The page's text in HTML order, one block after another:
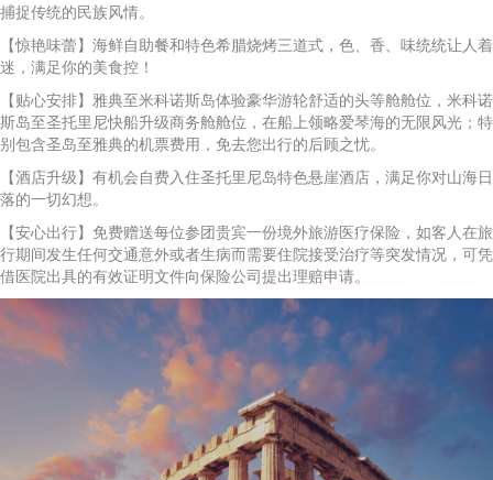
捕捉传统的民族风情。
【惊艳味蕾】海鲜自助餐和特色希腊烧烤三道式，色、香、味统统让人着
迷，满足你的美食控！
【贴心安排】雅典至米科诺斯岛体验豪华游轮舒适的头等舱舱位，米科诺
斯岛至圣托里尼快船升级商务舱舱位，在船上领略爱琴海的无限风光；特
别包含圣岛至雅典的机票费用，免去您出行的后顾之忧。
【酒店升级】有机会自费入住圣托里尼岛特色悬崖酒店，满足你对山海日
落的一切幻想。
【安心出行】免费赠送每位参团贵宾一份境外旅游医疗保险，如客人在旅
行期间发生任何交通意外或者生病而需要住院接受治疗等突发情况，可凭
借医院出具的有效证明文件向保险公司提出理赔申请。